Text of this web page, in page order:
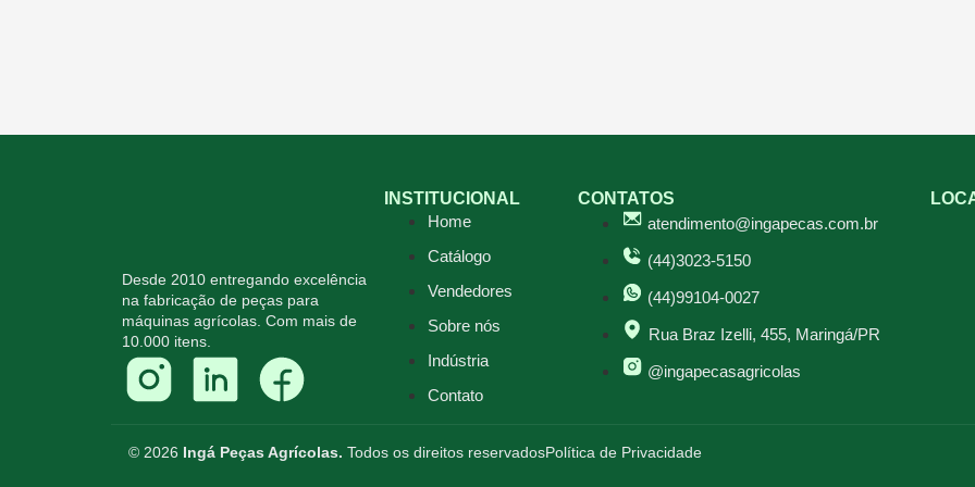
Desde 2010 entregando excelência
na fabricação de peças para
máquinas agrícolas. Com mais de
10.000 itens.
INSTITUCIONAL
Home
Catálogo
Vendedores
Sobre nós
Indústria
Contato
CONTATOS
atendimento@ingapecas.com.br
(44)3023-5150
(44)99104-0027
Rua Braz Izelli, 455, Maringá/PR
@ingapecasagricolas
© 2026 Ingá Peças Agrícolas. Todos os direitos reservadosPolítica de Privacidade